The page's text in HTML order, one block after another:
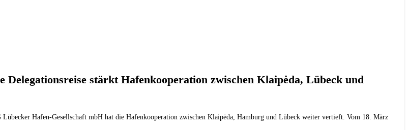
stärkt Hafenkooperation zwischen Klaipėda, Lübeck und
Hafen-Gesellschaft mbH hat die Hafenkooperation zwischen Klaipėda, Hamburg und Lübeck weiter vertieft. Vom 18. März